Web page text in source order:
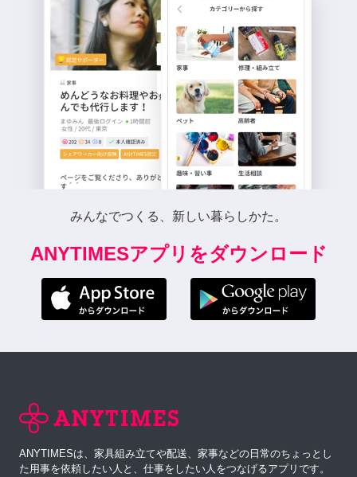
みんなでつくる、新しい暮らしかた。
ANYTIMESアプリをダウンロード
ANYTIMESは、家具組み立てや配送、家事などの日常のちょっとし
た用事を依頼したい人と、仕事をしたい人をつなげるアプリです。